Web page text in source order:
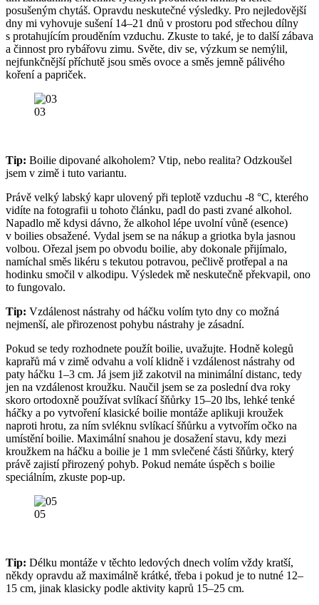
posušeným chytáš. Opravdu neskutečné výsledky. Pro nejledovější
dny mi vyhovuje sušení 14–21 dnů v prostoru pod střechou dílny
s protahujícím prouděním vzduchu. Zkuste to také, je to další zábava
a činnost pro rybářovu zimu. Světe, div se, výzkum se nemýlil,
nejfunkčnější příchutě jsou směs ovoce a směs jemně pálivého
koření a papriček.
03
Tip: Boilie dipované alkoholem? Vtip, nebo realita? Odzkoušel
jsem v zimě i tuto variantu.
Právě velký labský kapr ulovený při teplotě vzduchu -8 °C, kterého
vidíte na fotografii u tohoto článku, padl do pasti zvané alkohol.
Napadlo mě kdysi dávno, že alkohol lépe uvolní vůně (esence)
v boilies obsažené. Vydal jsem se na nákup a griotka byla jasnou
volbou. Ořezal jsem po obvodu boilie, aby dokonale přijímalo,
namíchal směs likéru s tekutou potravou, pečlivě protřepal a na
hodinku smočil v alkodipu. Výsledek mě neskutečně překvapil, ono
to fungovalo.
Tip: Vzdálenost nástrahy od háčku volím tyto dny co možná
nejmenší, ale přirozenost pohybu nástrahy je zásadní.
Pokud se tedy rozhodnete použít boilie, uvažujte. Hodně kolegů
kaprařů má v zimě odvahu a volí klidně i vzdálenost nástrahy od
paty háčku 1–3 cm. Já jsem již zakotvil na minimální distanc, tedy
jen na vzdálenost kroužku. Naučil jsem se za poslední dva roky
skoro ortodoxně používat svlíkací šňůrky 15–20 lbs, lehké tenké
háčky a po vytvoření klasické boilie montáže aplikuji kroužek
naproti hrotu, za ním svléknu svlíkací šňůrku a vytvořím očko na
umístění boilie. Maximální snahou je dosažení stavu, kdy mezi
kroužkem na háčku a boilie je 1 mm svlečené části šňůrky, který
právě zajistí přirozený pohyb. Pokud nemáte úspěch s boilie
speciálním, zkuste pop-up.
05
Tip: Délku montáže v těchto ledových dnech volím vždy kratší,
někdy opravdu až maximálně krátké, třeba i pokud je to nutné 12–
15 cm, jinak klasicky podle aktivity kaprů 15–25 cm.